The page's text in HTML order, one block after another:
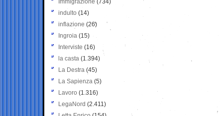
Immigrazione (734)
indulto (14)
inflazione (26)
Ingroia (15)
Interviste (16)
la casta (1.394)
La Destra (45)
La Sapienza (5)
Lavoro (1.316)
LegaNord (2.411)